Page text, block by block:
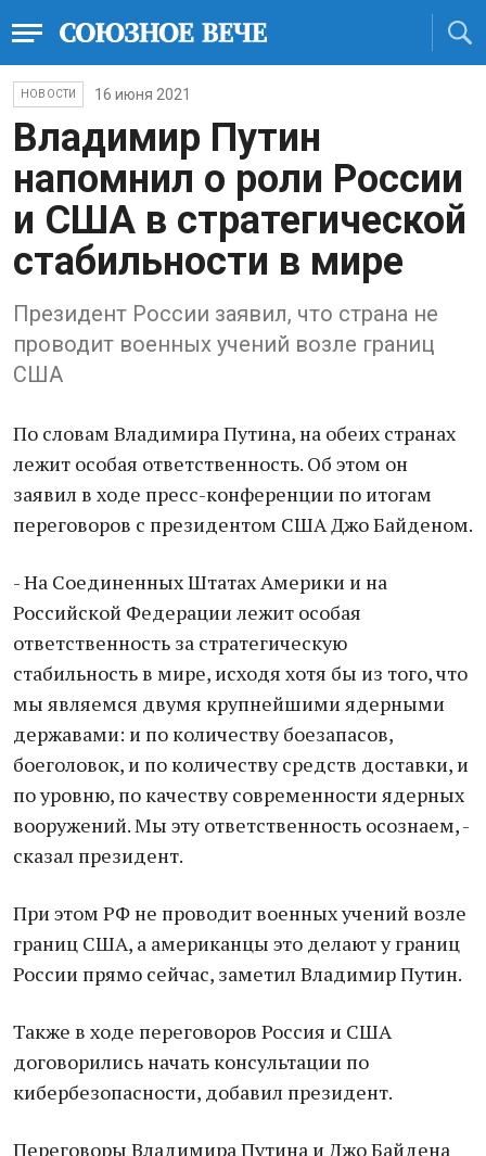
НОВОСТИ 16 июня 2021
Владимир Путин
напомнил о роли России
и США в стратегической
стабильности в мире
Президент России заявил, что страна не
проводит военных учений возле границ
США
По словам Владимира Путина, на обеих странах
лежит особая ответственность. Об этом он
заявил в ходе пресс-конференции по итогам
переговоров с президентом США Джо Байденом.
- На Соединенных Штатах Америки и на
Российской Федерации лежит особая
ответственность за стратегическую
стабильность в мире, исходя хотя бы из того, что
мы являемся двумя крупнейшими ядерными
державами: и по количеству боезапасов,
боеголовок, и по количеству средств доставки, и
по уровню, по качеству современности ядерных
вооружений. Мы эту ответственность осознаем, -
сказал президент.
При этом РФ не проводит военных учений возле
границ США, а американцы это делают у границ
России прямо сейчас, заметил Владимир Путин.
Также в ходе переговоров Россия и США
договорились начать консультации по
кибербезопасности, добавил президент.
Переговоры Владимира Путина и Джо Байдена